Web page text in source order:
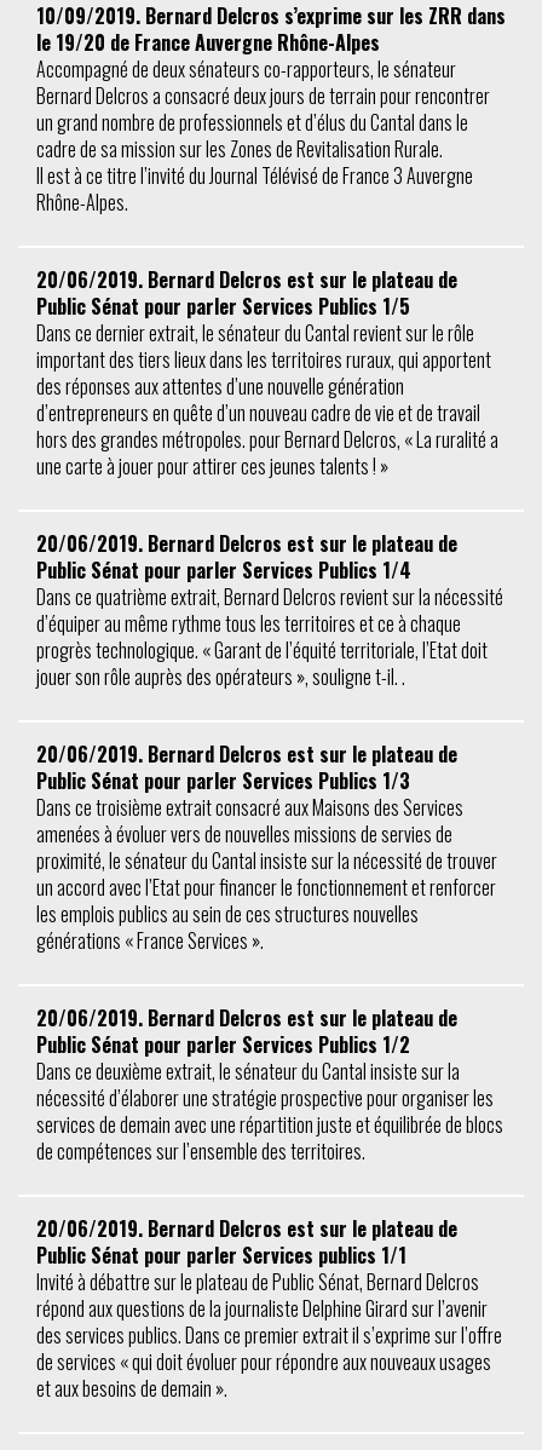
10/09/2019. Bernard Delcros s’exprime sur les ZRR dans
le 19/20 de France Auvergne Rhône-Alpes
Accompagné de deux sénateurs co-rapporteurs, le sénateur
Bernard Delcros a consacré deux jours de terrain pour rencontrer
un grand nombre de professionnels et d’élus du Cantal dans le
cadre de sa mission sur les Zones de Revitalisation Rurale.
Il est à ce titre l’invité du Journal Télévisé de France 3 Auvergne
Rhône-Alpes.
20/06/2019. Bernard Delcros est sur le plateau de
Public Sénat pour parler Services Publics 1/5
Dans ce dernier extrait, le sénateur du Cantal revient sur le rôle
important des tiers lieux dans les territoires ruraux, qui apportent
des réponses aux attentes d’une nouvelle génération
d’entrepreneurs en quête d’un nouveau cadre de vie et de travail
hors des grandes métropoles. pour Bernard Delcros, « La ruralité a
une carte à jouer pour attirer ces jeunes talents ! »
20/06/2019. Bernard Delcros est sur le plateau de
Public Sénat pour parler Services Publics 1/4
Dans ce quatrième extrait, Bernard Delcros revient sur la nécessité
d’équiper au même rythme tous les territoires et ce à chaque
progrès technologique. « Garant de l’équité territoriale, l’Etat doit
jouer son rôle auprès des opérateurs », souligne t-il. .
20/06/2019. Bernard Delcros est sur le plateau de
Public Sénat pour parler Services Publics 1/3
Dans ce troisième extrait consacré aux Maisons des Services
amenées à évoluer vers de nouvelles missions de servies de
proximité, le sénateur du Cantal insiste sur la nécessité de trouver
un accord avec l’Etat pour financer le fonctionnement et renforcer
les emplois publics au sein de ces structures nouvelles
générations « France Services ».
20/06/2019. Bernard Delcros est sur le plateau de
Public Sénat pour parler Services Publics 1/2
Dans ce deuxième extrait, le sénateur du Cantal insiste sur la
nécessité d’élaborer une stratégie prospective pour organiser les
services de demain avec une répartition juste et équilibrée de blocs
de compétences sur l’ensemble des territoires.
20/06/2019. Bernard Delcros est sur le plateau de
Public Sénat pour parler Services publics 1/1
Invité à débattre sur le plateau de Public Sénat, Bernard Delcros
répond aux questions de la journaliste Delphine Girard sur l’avenir
des services publics. Dans ce premier extrait il s’exprime sur l’offre
de services « qui doit évoluer pour répondre aux nouveaux usages
et aux besoins de demain ».